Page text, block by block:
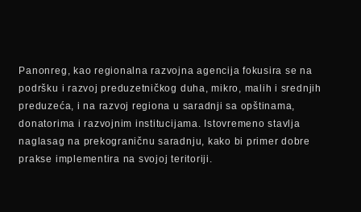
Panonreg, kao regionalna razvojna agencija fokusira se na
podršku i razvoj preduzetničkog duha, mikro, malih i srednjih
preduzeća, i na razvoj regiona u saradnji sa opštinama,
donatorima i razvojnim institucijama. Istovremeno stavlja
naglasag na prekograničnu saradnju, kako bi primer dobre
prakse implementira na svojoj teritoriji.